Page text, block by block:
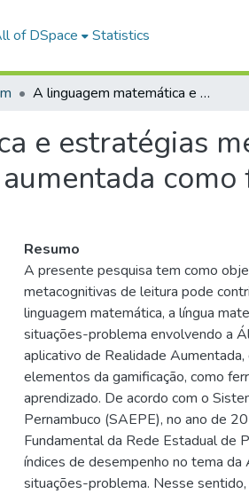
of DSpace Statistics
A linguagem matemática e estratégias metacognitivas de leitura em um aplicativo de realidade aumentada como ferramenta de apoio ao ensino da Álgebra.
e estratégias
Resumo
A presente pesquisa tem como
metacognitivas de leitura pode
linguagem matemática, a língua
situações-problema envolvendo a
aplicativo de Realidade
elementos da gamificação, como
aprendizado. De acordo com o
Pernambuco (SAEPE), no ano de
Fundamental da Rede Estadual de
índices de desempenho no tema da
situações-problema. Nesse